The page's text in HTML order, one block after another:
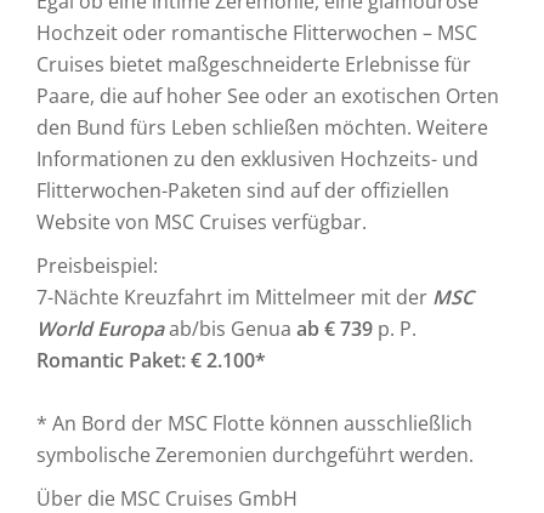
Hochzeit oder romantische Flitterwochen – MSC
Cruises bietet maßgeschneiderte Erlebnisse für
Paare, die auf hoher See oder an exotischen Orten
den Bund fürs Leben schließen möchten. Weitere
Informationen zu den exklusiven Hochzeits- und
Flitterwochen-Paketen sind auf der offiziellen
Website von MSC Cruises verfügbar.
Preisbeispiel:
7-Nächte Kreuzfahrt im Mittelmeer mit der MSC
World Europaab/bis Genua ab € 739 p. P.
Romantic Paket: € 2.100*
* An Bord der MSC Flotte können ausschließlich
symbolische Zeremonien durchgeführt werden.
Über die MSC Cruises GmbH